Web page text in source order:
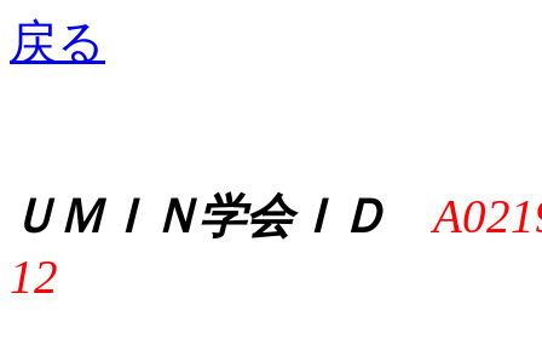
戻る
ＵＭＩＮ学会ＩＤ
12